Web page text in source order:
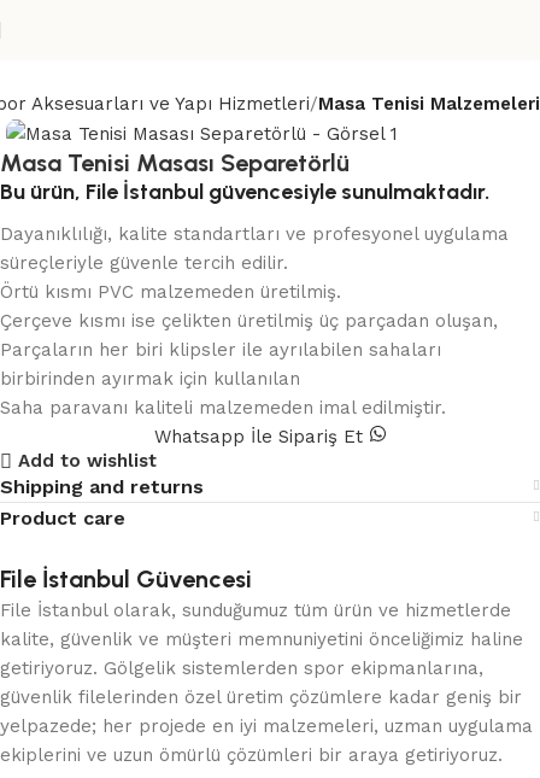
Aksesuarları ve Yapı Hizmetleri Masa Tenisi Malzemeleri
Masa Tenisi Masası Separetörlü
Bu ürün, File İstanbul güvencesiyle sunulmaktadır.
Dayanıklılığı, kalite standartları ve profesyonel uygulama
süreçleriyle güvenle tercih edilir.
Örtü kısmı PVC malzemeden üretilmiş.
Çerçeve kısmı ise çelikten üretilmiş üç parçadan oluşan,
Parçaların her biri klipsler ile ayrılabilen sahaları
birbirinden ayırmak için kullanılan
Saha paravanı kaliteli malzemeden imal edilmiştir.
Whatsapp İle Sipariş Et
Add to wishlist
Shipping and returns
Product care
File İstanbul Güvencesi
File İstanbul olarak, sunduğumuz tüm ürün ve hizmetlerde
kalite, güvenlik ve müşteri memnuniyetini önceliğimiz haline
getiriyoruz. Gölgelik sistemlerden spor ekipmanlarına,
güvenlik filelerinden özel üretim çözümlere kadar geniş bir
yelpazede; her projede en iyi malzemeleri, uzman uygulama
ekiplerini ve uzun ömürlü çözümleri bir araya getiriyoruz.